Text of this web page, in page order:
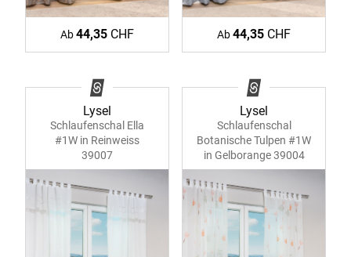
Ab44,35 CHF Ab44,35 CHF
Lysel
Schlaufenschal Ella
#1W in Reinweiss
39007
Lysel
Schlaufenschal
Botanische Tulpen #1W
in Gelborange 39004